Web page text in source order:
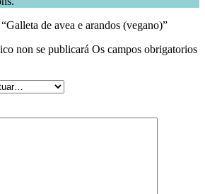
de avea e arandos (vegano)”
non se publicará Os campos obrigatorios